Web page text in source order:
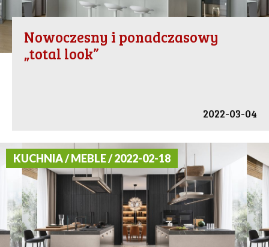
Nowoczesny i ponadczasowy
„total look”
2022-03-04
KUCHNIA / MEBLE / 2022-02-18